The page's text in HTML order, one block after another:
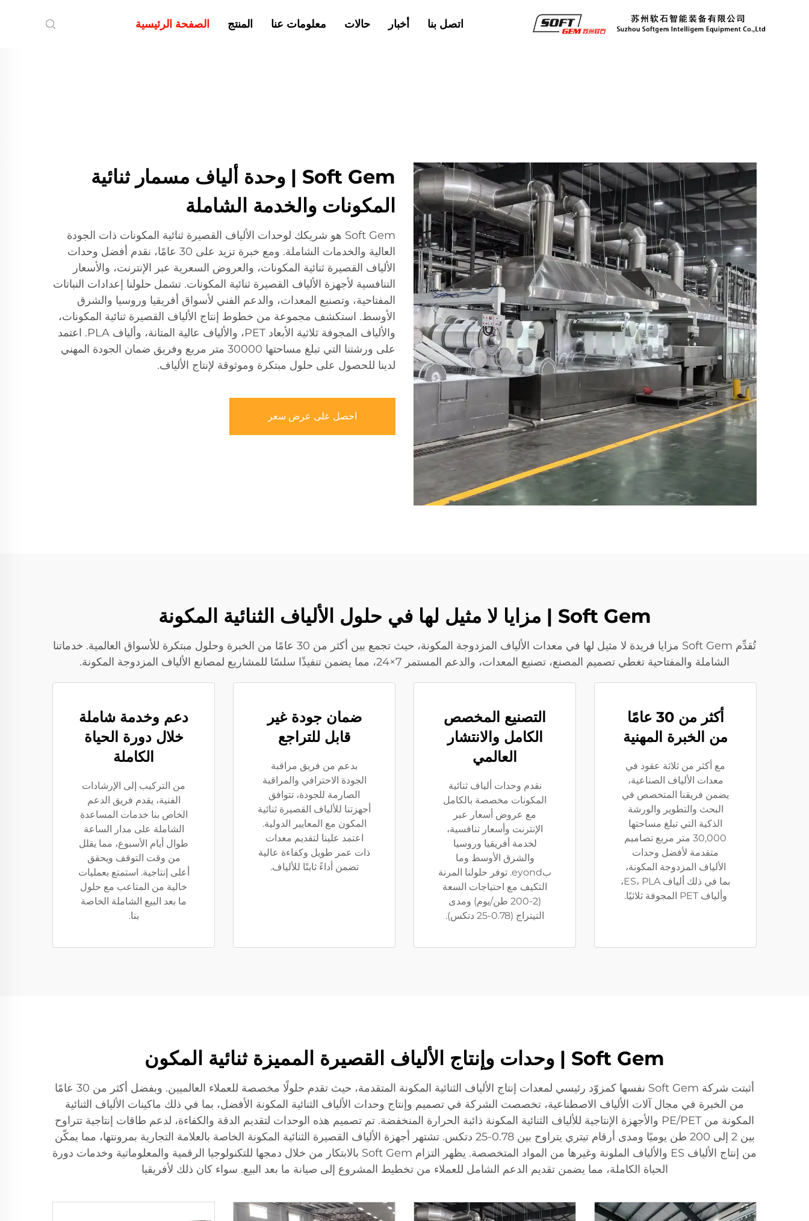
الصفحة الرئيسية المنتج معلومات عنا حالات أخبار اتصل بنا
Soft Gem | وحدة ألياف مسمار ثنائية
المكونات والخدمة الشاملة
Soft Gem هو شريكك لوحدات الألياف القصيرة ثنائية المكونات ذات الجودة
العالية والخدمات الشاملة. ومع خبرة تزيد على 30 عامًا، نقدم أفضل وحدات
الألياف القصيرة ثنائية المكونات، والعروض السعرية عبر الإنترنت، والأسعار
التنافسية لأجهزة الألياف القصيرة ثنائية المكونات. تشمل حلولنا إعدادات النباتات
المفتاحية، وتصنيع المعدات، والدعم الفني لأسواق أفريقيا وروسيا والشرق
الأوسط. استكشف مجموعة من خطوط إنتاج الألياف القصيرة ثنائية المكونات،
والألياف المجوفة ثلاثية الأبعاد PET، والألياف عالية المتانة، وألياف PLA. اعتمد
على ورشتنا التي تبلغ مساحتها 30000 متر مربع وفريق ضمان الجودة المهني
لدينا للحصول على حلول مبتكرة وموثوقة لإنتاج الألياف.
احصل على عرض سعر
Soft Gem | مزايا لا مثيل لها في حلول الألياف الثنائية المكونة
تُقدِّم Soft Gem مزايا فريدة لا مثيل لها في معدات الألياف المزدوجة المكونة، حيث تجمع بين أكثر من 30 عامًا من الخبرة وحلول مبتكرة للأسواق العالمية. خدماتنا
الشاملة والمفتاحية تغطي تصميم المصنع، تصنيع المعدات، والدعم المستمر 7×24، مما يضمن تنفيذًا سلسًا للمشاريع لمصانع الألياف المزدوجة المكونة.
أكثر من 30 عامًا
من الخبرة المهنية
مع أكثر من ثلاثة عقود في
معدات الألياف الصناعية،
يضمن فريقنا المتخصص في
البحث والتطوير والورشة
الذكية التي تبلغ مساحتها
30,000 متر مربع تصاميم
متقدمة لأفضل وحدات
الألياف المزدوجة المكونة،
بما في ذلك ألياف ES، PLA،
وألياف PET المجوفة ثلاثيًا.
التصنيع المخصص
الكامل والانتشار
العالمي
نقدم وحدات ألياف ثنائية
المكونات مخصصة بالكامل
مع عروض أسعار عبر
الإنترنت وأسعار تنافسية،
لخدمة أفريقيا وروسيا
والشرق الأوسط وما
بeyond. توفر حلولنا المرنة
التكيف مع احتياجات السعة
(2-200 طن/يوم) ومدى
التيتراج (0.78-25 دتكس).
ضمان جودة غير
قابل للتراجع
بدعم من فريق مراقبة
الجودة الاحترافي والمراقبة
الصارمة للجودة، تتوافق
أجهزتنا للألياف القصيرة ثنائية
المكون مع المعايير الدولية.
اعتمد علينا لتقديم معدات
ذات عمر طويل وكفاءة عالية
تضمن أداءً ثابتًا للألياف.
دعم وخدمة شاملة
خلال دورة الحياة
الكاملة
من التركيب إلى الإرشادات
الفنية، يقدم فريق الدعم
الخاص بنا خدمات المساعدة
الشاملة على مدار الساعة
طوال أيام الأسبوع، مما يقلل
من وقت التوقف ويحقق
أعلى إنتاجية. استمتع بعمليات
خالية من المتاعب مع حلول
ما بعد البيع الشاملة الخاصة
بنا.
Soft Gem | وحدات وإنتاج الألياف القصيرة المميزة ثنائية المكون
أثبتت شركة Soft Gem نفسها كمزوّد رئيسي لمعدات إنتاج الألياف الثنائية المكونة المتقدمة، حيث تقدم حلولًا مخصصة للعملاء العالميين. وبفضل أكثر من 30 عامًا
من الخبرة في مجال آلات الألياف الاصطناعية، تخصصت الشركة في تصميم وإنتاج وحدات الألياف الثنائية المكونة الأفضل، بما في ذلك ماكينات الألياف الثنائية
المكونة من PE/PET والأجهزة الإنتاجية للألياف الثنائية المكونة ذائبة الحرارة المنخفضة. تم تصميم هذه الوحدات لتقديم الدقة والكفاءة، لدعم طاقات إنتاجية تتراوح
بين 2 إلى 200 طن يوميًا ومدى أرقام تيتري يتراوح بين 0.78-25 دتكس. تشتهر أجهزة الألياف القصيرة الثنائية المكونة الخاصة بالعلامة التجارية بمرونتها، مما يمكّن
من إنتاج الألياف ES والألياف الملونة وغيرها من المواد المتخصصة. يظهر التزام Soft Gem بالابتكار من خلال دمجها للتكنولوجيا الرقمية والمعلوماتية وخدمات دورة
الحياة الكاملة، مما يضمن تقديم الدعم الشامل للعملاء من تخطيط المشروع إلى صيانة ما بعد البيع. سواء كان ذلك لأفريقيا